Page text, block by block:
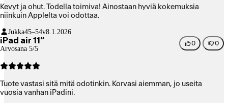
Kevyt ja ohut. Todella toimiva! Ainostaan hyviä kokemuksia
niinkuin Applelta voi odottaa.
Jukka45–54v8.1.2026
iPad air 11”
Arvosana 5/5
0 0
Tuote vastasi sitä mitä odotinkin. Korvasi aiemman, jo useita
vuosia vanhan iPadini.